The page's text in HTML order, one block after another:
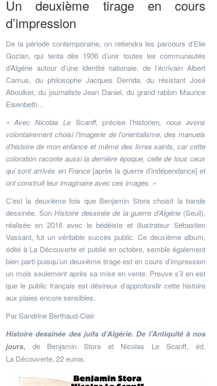
Un deuxième tirage en cours
d’impression
De la période contemporaine, on retiendra les parcours d’Elie
Gozlan, qui tenta dès 1936 d’unir toutes les communautés
d’Algérie autour d’une identité nationale, de l’écrivain Albert
Camus, du philosophe Jacques Derrida, du résistant José
Aboulker, du journaliste Jean Daniel, du grand rabbin Maurice
Eisenbeth…
« Avec Nicolas Le Scanff, précise l’historien, nous avons
volontairement choisi l’imagerie de l’orientalisme, des manuels
d’histoire de mon enfance et même des livres saints, car cette
coloration raconte aussi la dernière époque, celle de tous ceux
qui sont arrivés en France [après la guerre d’indépendance]et
ont construit leur imaginaire avec ces images. »
C’est la deuxième fois que Benjamin Stora choisit la bande
dessinée. Son Histoire dessinée de la guerre d’Algérie (Seuil),
réalisée en 2016 avec le bédéiste et illustrateur Sébastien
Vassant, fut un véritable succès public. Ce deuxième album,
édité à La Découverte et publié en octobre, semble également
bien parti puisqu’un deuxième tirage est en cours d’impression
un mois seulement après sa mise en vente. Preuve s’il en est
que le public français est désireux d’approfondir cette histoire
aux plaies encore sensibles.
Par Sandrine Berthaud-Clair
Histoire dessinée des juifs d’Algérie. De l’Antiquité à nos
jours, de Benjamin Stora et Nicolas Le Scanff, éd.
La Découverte, 22 euros.